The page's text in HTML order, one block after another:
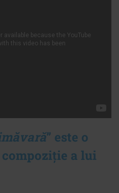
” este o
compoziție a lui